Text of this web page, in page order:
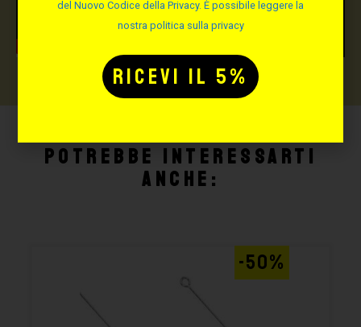
Potrebbe interessarti
anche:
-50%
del Nuovo Codice della Privacy. È possibile leggere la
nostra politica sulla privacy